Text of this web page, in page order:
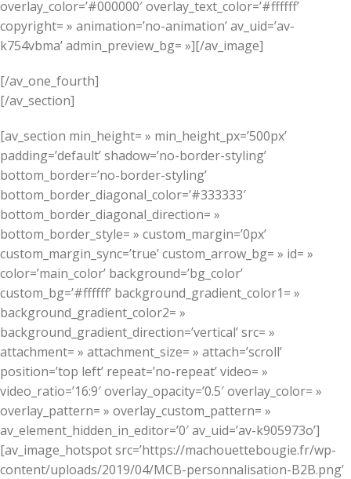
overlay_color=’#000000′ overlay_text_color=’#ffffff’
copyright= » animation=’no-animation’ av_uid=’av-
k754vbma’ admin_preview_bg= »][/av_image]
[/av_one_fourth]
[/av_section]
[av_section min_height= » min_height_px=’500px’
padding=’default’ shadow=’no-border-styling’
bottom_border=’no-border-styling’
bottom_border_diagonal_color=’#333333′
bottom_border_diagonal_direction= »
bottom_border_style= » custom_margin=’0px’
custom_margin_sync=’true’ custom_arrow_bg= » id= »
color=’main_color’ background=’bg_color’
custom_bg=’#ffffff’ background_gradient_color1= »
background_gradient_color2= »
background_gradient_direction=’vertical’ src= »
attachment= » attachment_size= » attach=’scroll’
position=’top left’ repeat=’no-repeat’ video= »
video_ratio=’16:9′ overlay_opacity=’0.5′ overlay_color= »
overlay_pattern= » overlay_custom_pattern= »
av_element_hidden_in_editor=’0′ av_uid=’av-k905973o’]
[av_image_hotspot src=’https://machouettebougie.fr/wp-
content/uploads/2019/04/MCB-personnalisation-B2B.png’